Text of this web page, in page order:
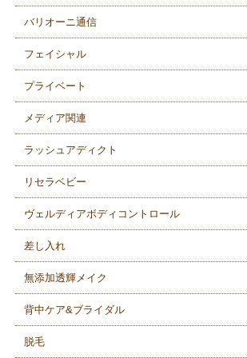
バリオーニ通信
フェイシャル
プライベート
メディア関連
ラッシュアディクト
リセラベビー
ヴェルディアボディコントロール
差し入れ
無添加透輝メイク
背中ケア&ブライダル
脱毛